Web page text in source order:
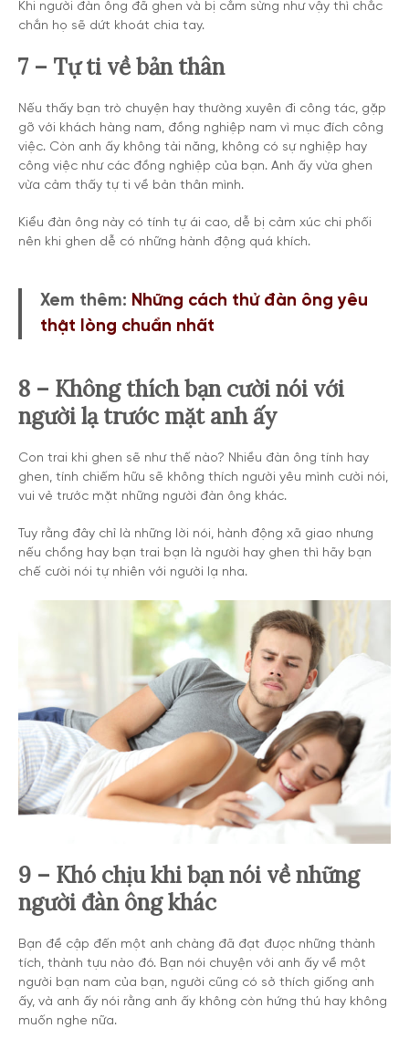
Khi người đàn ông đã ghen và bị cắm sừng như vậy thì chắc
chắn họ sẽ dứt khoát chia tay.
7 – Tự ti về bản thân
Nếu thấy bạn trò chuyện hay thường xuyên đi công tác, gặp
gỡ với khách hàng nam, đồng nghiệp nam vì mục đích công
việc. Còn anh ấy không tài năng, không có sự nghiệp hay
công việc như các đồng nghiệp của bạn. Anh ấy vừa ghen
vừa cảm thấy tự ti về bản thân mình.
Kiểu đàn ông này có tính tự ái cao, dễ bị cảm xúc chi phối
nên khi ghen dễ có những hành động quá khích.
Xem thêm: Những cách thử đàn ông yêu
thật lòng chuẩn nhất
8 – Không thích bạn cười nói với
người lạ trước mặt anh ấy
Con trai khi ghen sẽ như thế nào? Nhiều đàn ông tính hay
ghen, tính chiếm hữu sẽ không thích người yêu mình cười nói,
vui vẻ trước mặt những người đàn ông khác.
Tuy rằng đây chỉ là những lời nói, hành động xã giao nhưng
nếu chồng hay bạn trai bạn là người hay ghen thì hãy bạn
chế cười nói tự nhiên với người lạ nha.
9 – Khó chịu khi bạn nói về những
người đàn ông khác
Bạn đề cập đến một anh chàng đã đạt được những thành
tích, thành tựu nào đó. Bạn nói chuyện với anh ấy về một
người bạn nam của bạn, người cũng có sở thích giống anh
ấy, và anh ấy nói rằng anh ấy không còn hứng thú hay không
muốn nghe nữa.